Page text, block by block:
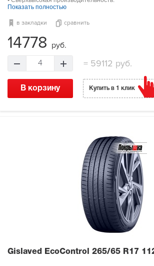
Показать полностью
в закладки сравнить
14778 руб.
4 = 59112 руб.
В корзину Купить в 1 клик
Gislaved EcoControl 265/65 R17